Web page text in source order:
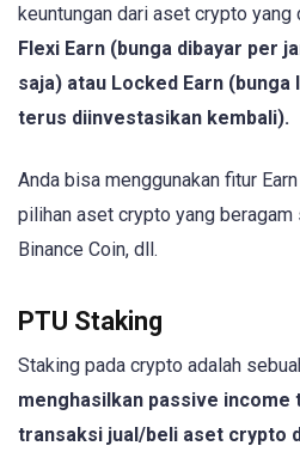
keuntungan dari aset crypto yang
Flexi Earn (bunga dibayar per
saja) atau Locked Earn (bunga
terus diinvestasikan kembali).
Anda bisa menggunakan fitur
pilihan aset crypto yang
Binance Coin, dll.
PTU Staking
Staking pada crypto adalah
menghasilkan passive income
transaksi jual/beli aset crypto